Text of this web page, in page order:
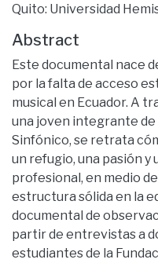
Quito: Universidad
Abstract
Este documental nace
por la falta de acceso
musical en Ecuador. A
una joven integrante de
Sinfónico, se retrata
un refugio, una pasión y
profesional, en medio
estructura sólida en la
documental de
partir de entrevistas a
estudiantes de la